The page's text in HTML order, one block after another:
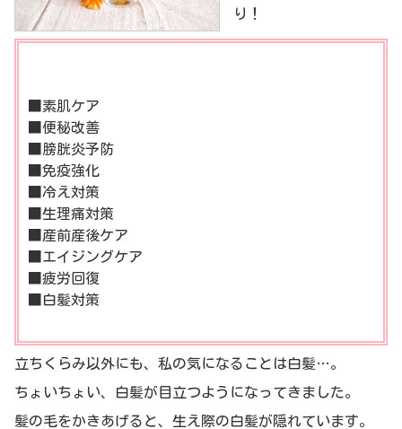
り！
■素肌ケア
■便秘改善
■膀胱炎予防
■免疫強化
■冷え対策
■生理痛対策
■産前産後ケア
■エイジングケア
■疲労回復
■白髪対策
立ちくらみ以外にも、私の気になることは白髪…。
ちょいちょい、白髪が目立つようになってきました。
髪の毛をかきあげると、生え際の白髪が隠れています。